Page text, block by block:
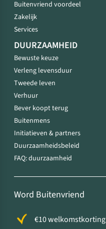
Buitenvriend voordeel
Zakelijk
Services
DUURZAAMHEID
Bewuste keuze
Verleng levensduur
Tweede leven
Verhuur
Bever koopt terug
Buitenmens
Initiatieven & partners
Duurzaamheidsbeleid
FAQ: duurzaamheid
Word Buitenvriend
€10 welkomstkorting